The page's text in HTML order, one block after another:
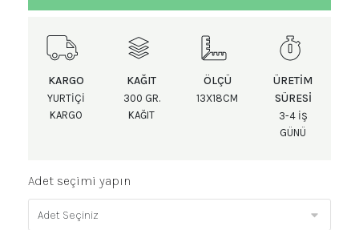
KARGO
YURTIÇI
KARGO
KAĞIT
300 GR.
KAĞIT
ÖLÇÜ
13X18CM
ÜRETIM
SÜRESI
3-4 IŞ
GÜNÜ
Adet seçimi yapın